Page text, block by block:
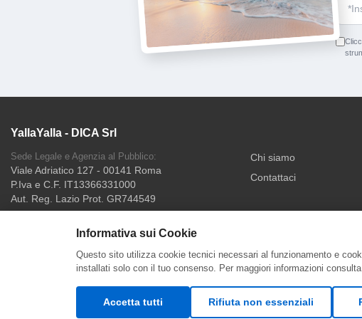
Informativa sui Cookie
Questo sito utilizza cookie tecnici necessari al funzionamento e
installati solo con il tuo consenso. Per maggiori informazioni
Accetta tutti Rifiuta non essenziali
YallaYalla - DICA Srl
Sede Legale e Agenzia al Pubblico:
Viale Adriatico 127 - 00141 Roma
P.Iva e C.F. IT13366331000
Aut. Reg. Lazio Prot. GR744549
Chi siamo
Contattaci
Pagamenti accettati Pagamenti sicuri
© 2026 YallaYalla. Tutti i diritti riservati.